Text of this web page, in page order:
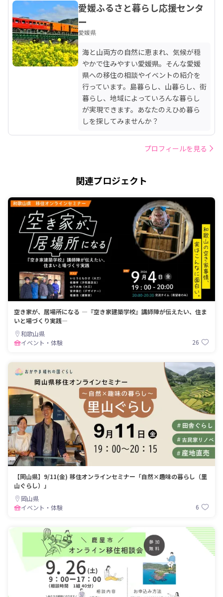
愛媛ふるさと暮らし応援センタ
ー
愛媛県
海と山両方の自然に恵まれ、気候が穏
やかで住みやすい愛媛県。そんな愛媛
県への移住の相談やイベントの紹介を
行っています。島暮らし、山暮らし、街
暮らし、地域によっていろんな暮らし
が実現できます。あなたのえひめ暮ら
しを探してみませんか？
プロフィールを見る
関連プロジェクト
空き家が、居場所になる ―『空き家建築学校』講師陣が伝えたい、住ま
いと場づくり実践―
和歌山県
イベント・体験
26
【岡山県】9/11(金) 移住オンラインセミナー「自然×趣味の暮らし（里
山ぐらし）」
岡山県
イベント・体験
6